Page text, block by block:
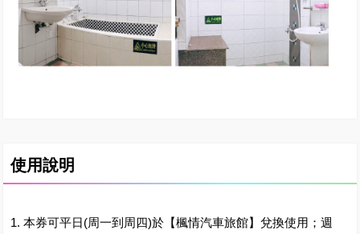
使用說明
1. 本券可平日(周一到周四)於【楓情汽車旅館】兌換使用；週